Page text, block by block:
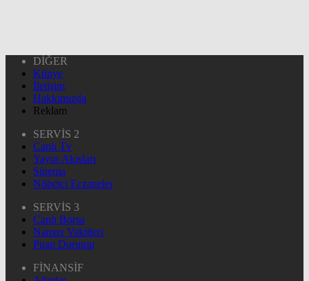
DİĞER
Künye
İletişim
Hakkımızda
Reklam
SERVİS 2
Canlı Tv
Yayın Akışları
Sinema
Nöbetçi Eczaneler
SERVİS 3
Canlı Borsa
Namaz Vakitleri
Puan Durumu
FİNANSİF